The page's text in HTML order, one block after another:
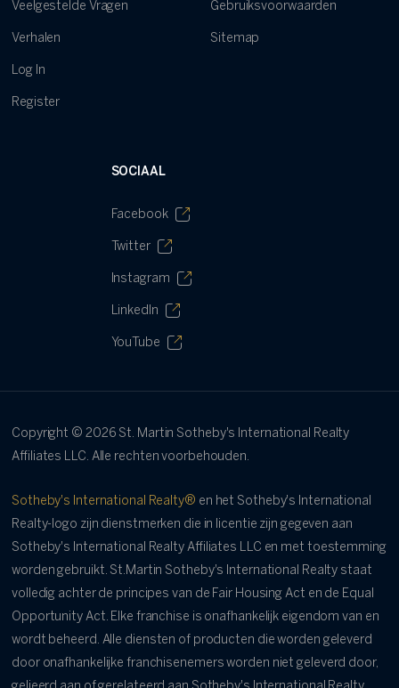
Veelgestelde Vragen
Verhalen
Log In
Register
Gebruiksvoorwaarden
Sitemap
SOCIAAL
Facebook
Twitter
Instagram
LinkedIn
YouTube
Copyright © 2026 St. Martin Sotheby's International Realty
Affiliates LLC. Alle rechten voorbehouden.
Sotheby's International Realty® en het Sotheby's International
Realty-logo zijn dienstmerken die in licentie zijn gegeven aan
Sotheby's International Realty Affiliates LLC en met toestemming
worden gebruikt. St.Martin Sotheby's International Realty staat
volledig achter de principes van de Fair Housing Act en de Equal
Opportunity Act. Elke franchise is onafhankelijk eigendom van en
wordt beheerd. Alle diensten of producten die worden geleverd
door onafhankelijke franchisenemers worden niet geleverd door,